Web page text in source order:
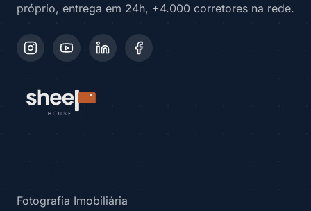
próprio, entrega em 24h, +4.000 corretores na rede.
Fotografia Imobiliária